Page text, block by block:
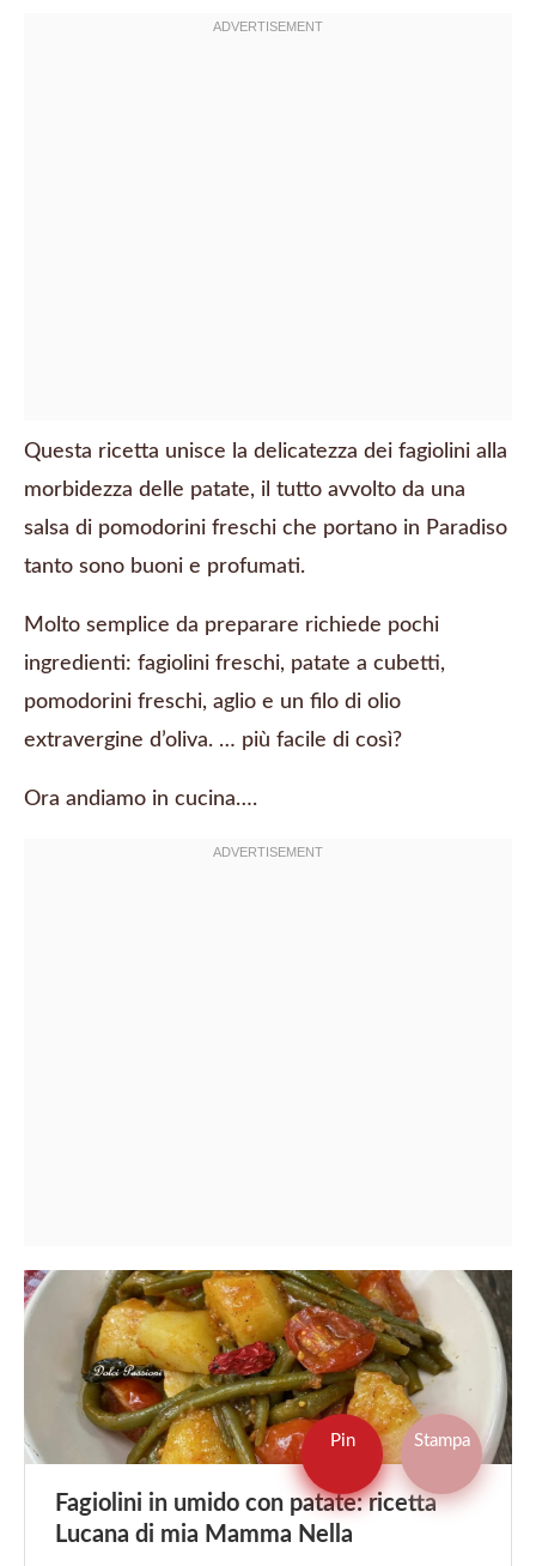
Questa ricetta unisce la delicatezza dei fagiolini alla
morbidezza delle patate, il tutto avvolto da una
salsa di pomodorini freschi che portano in Paradiso
tanto sono buoni e profumati.
Molto semplice da preparare richiede pochi
ingredienti: fagiolini freschi, patate a cubetti,
pomodorini freschi, aglio e un filo di olio
extravergine d’oliva. … più facile di così?
Ora andiamo in cucina….
Pin Stampa
Fagiolini in umido con patate: ricetta
Lucana di mia Mamma Nella